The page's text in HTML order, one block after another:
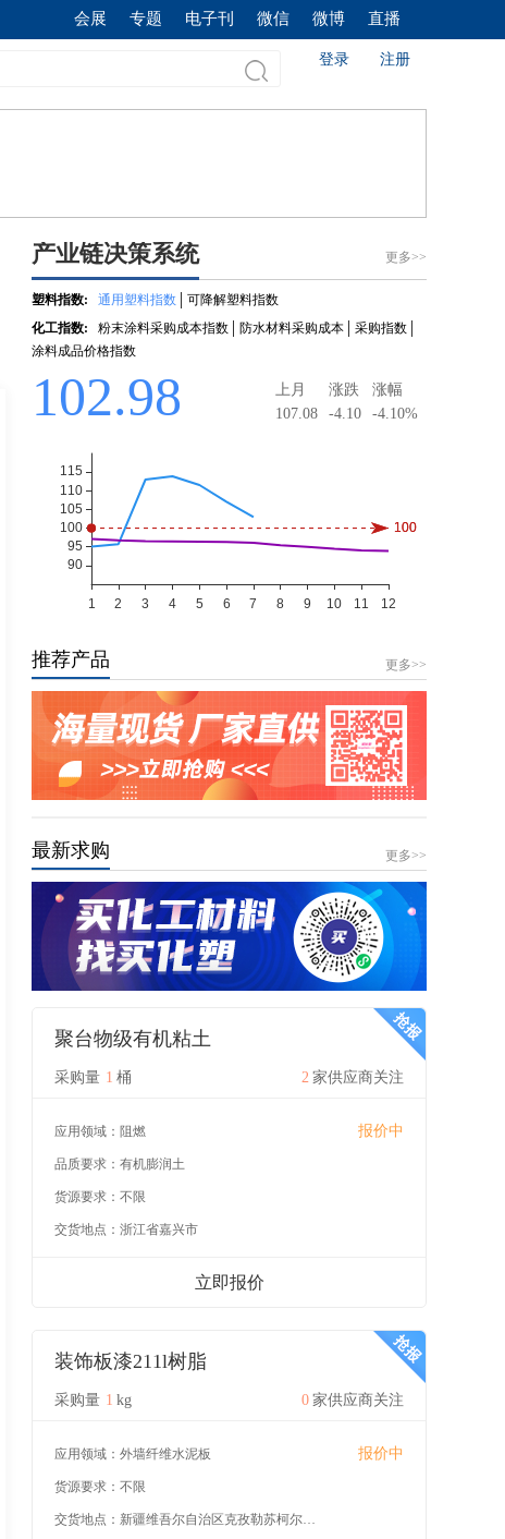
会展 专题 电子刊 微信 微博 直播
登录 注册
推荐产品 更多>>
最新求购 更多>>
聚台物级有机粘土
采购量 1 桶 2 家供应商关注
应用领域： 阻燃 报价中
品质要求： 有机膨润土
货源要求： 不限
交货地点： 浙江省嘉兴市
立即报价
装饰板漆211l树脂
采购量 1 kg 0 家供应商关注
应用领域： 外墙纤维水泥板 报价中
货源要求： 不限
交货地点： 新疆维吾尔自治区克孜勒苏柯尔克孜自治州